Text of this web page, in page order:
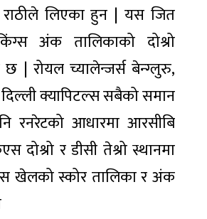
लिएका हुन | यस जित
अंक तालिकाको दोश्रो
छ | रोयल च्यालेन्जर्स बेन्ग्लुरु,
क्यापिटल्स सबैको समान
रनरेटको आधारमा आरसीबि
दोश्रो र डीसी तेश्रो स्थानमा
खेलको स्कोर तालिका र अंक